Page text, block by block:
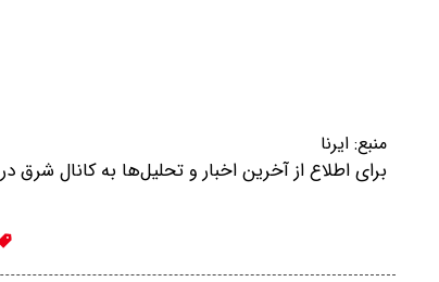
منبع: ایرنا
برای اطلاع از آخرین اخبار و تحلیل‌ها به کانال شرق در